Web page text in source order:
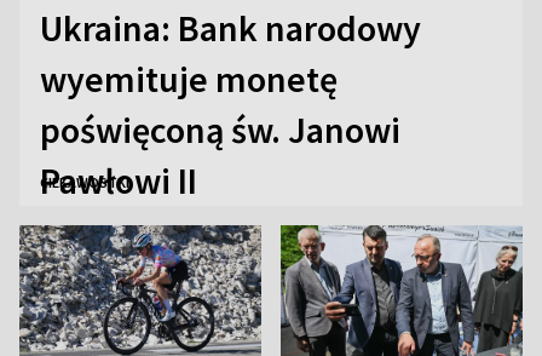
Ukraina: Bank narodowy
wyemituje monetę
poświęconą św. Janowi
Pawłowi II
CIEKAWOSTKI